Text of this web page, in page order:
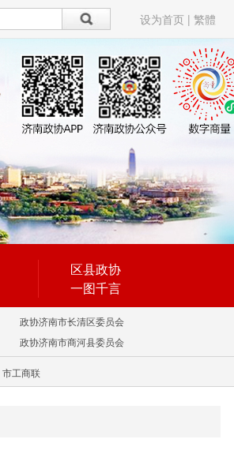
设为首页 | 繁體
区县政协
一图千言
政协济南市长清区委员会
政协济南市商河县委员会
市工商联